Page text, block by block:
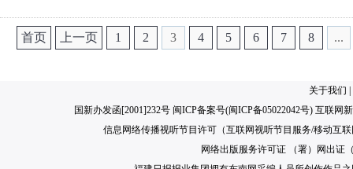
首页 上一页 1 2 3 4 5 6 7 8 ...
关于我们
国新办发函[2001]232号 闽ICP备案号(闽ICP备05022042号) 互联网
信息网络传播视听节目许可（互联网视听节目服务/移动互
网络出版服务许可证 （署）网出证